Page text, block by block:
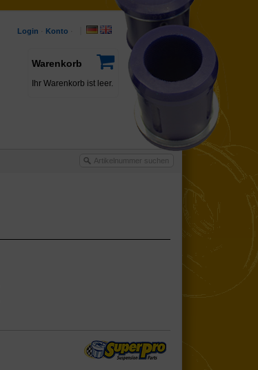
Login Konto
Warenkorb
Ihr Warenkorb ist leer.